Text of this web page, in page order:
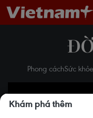
Phong cáchSức khỏe
Khám phá thêm